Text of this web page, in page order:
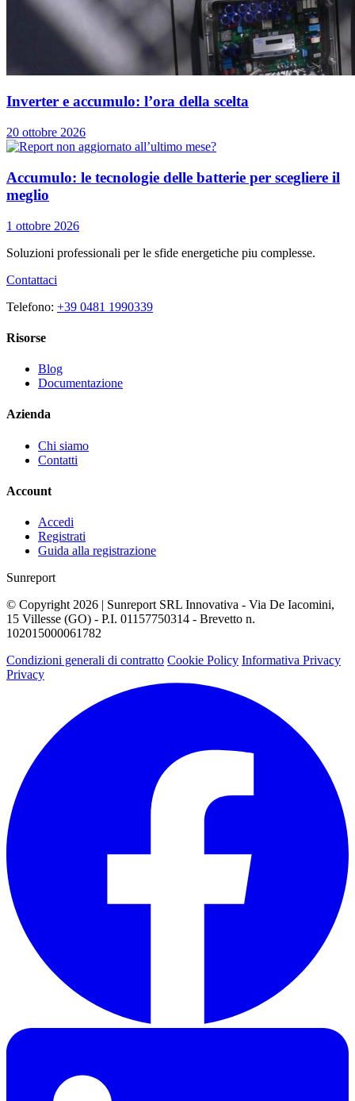
Inverter e accumulo: l’ora della scelta
20 ottobre 2026
Accumulo: le tecnologie delle batterie per scegliere il
meglio
1 ottobre 2026
Soluzioni professionali per le sfide energetiche piu complesse.
Contattaci
Telefono: +39 0481 1990339
Risorse
Blog
Documentazione
Azienda
Chi siamo
Contatti
Account
Accedi
Registrati
Guida alla registrazione
Sunreport
© Copyright 2026 | Sunreport SRL Innovativa - Via De Iacomini,
15 Villesse (GO) - P.I. 01157750314 - Brevetto n.
102015000061782
Condizioni generali di contratto Cookie Policy Informativa Privacy
Privacy